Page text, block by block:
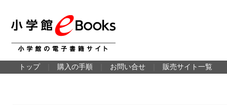
トップ 購入の手順 お問い合せ 販売サイト一覧